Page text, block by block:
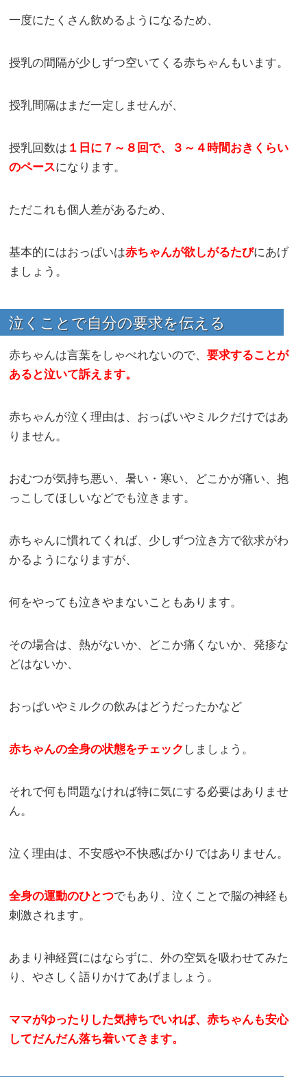
一度にたくさん飲めるようになるため、
授乳の間隔が少しずつ空いてくる赤ちゃんもいます。
授乳間隔はまだ一定しませんが、
授乳回数は １日に７～８回で、３～４時間おきくらい
のペースになります。
ただこれも個人差があるため、
基本的にはおっぱいは赤ちゃんが欲しがるたびにあげ
ましょう。
泣くことで自分の要求を伝える
赤ちゃんは言葉をしゃべれないので、要求することが
あると泣いて訴えます。
赤ちゃんが泣く理由は、おっぱいやミルクだけではあ
りません。
おむつが気持ち悪い、暑い・寒い、どこかが痛い、抱
っこしてほしいなどでも泣きます。
赤ちゃんに慣れてくれば、少しずつ泣き方で欲求がわ
かるようになりますが、
何をやっても泣きやまないこともあります。
その場合は、熱がないか、どこか痛くないか、発疹な
どはないか、
おっぱいやミルクの飲みはどうだったかなど
赤ちゃんの全身の状態をチェック しましょう。
それで何も問題なければ特に気にする必要はありませ
ん。
泣く理由は、不安感や不快感ばかりではありません。
全身の運動のひとつでもあり、泣くことで脳の神経も
刺激されます。
あまり神経質にはならずに、外の空気を吸わせてみた
り、やさしく語りかけてあげましょう。
ママがゆったりした気持ちでいれば、赤ちゃんも安心
してだんだん落ち着いてきます。